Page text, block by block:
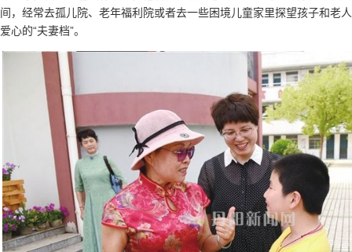
间，经常去孤儿院、老年福利院或者去一些困境儿童家里探望孩子和老
爱心的“夫妻档”。